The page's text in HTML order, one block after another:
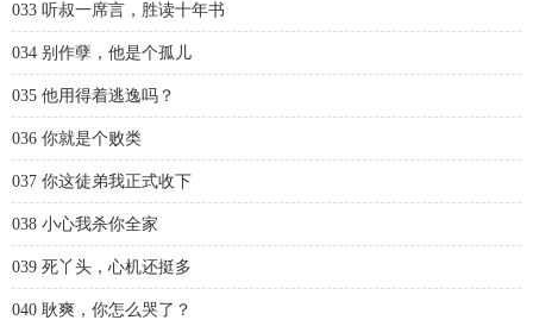
033 听叔一席言，胜读十年书
034 别作孽，他是个孤儿
035 他用得着逃逸吗？
036 你就是个败类
037 你这徒弟我正式收下
038 小心我杀你全家
039 死丫头，心机还挺多
040 耿爽，你怎么哭了？